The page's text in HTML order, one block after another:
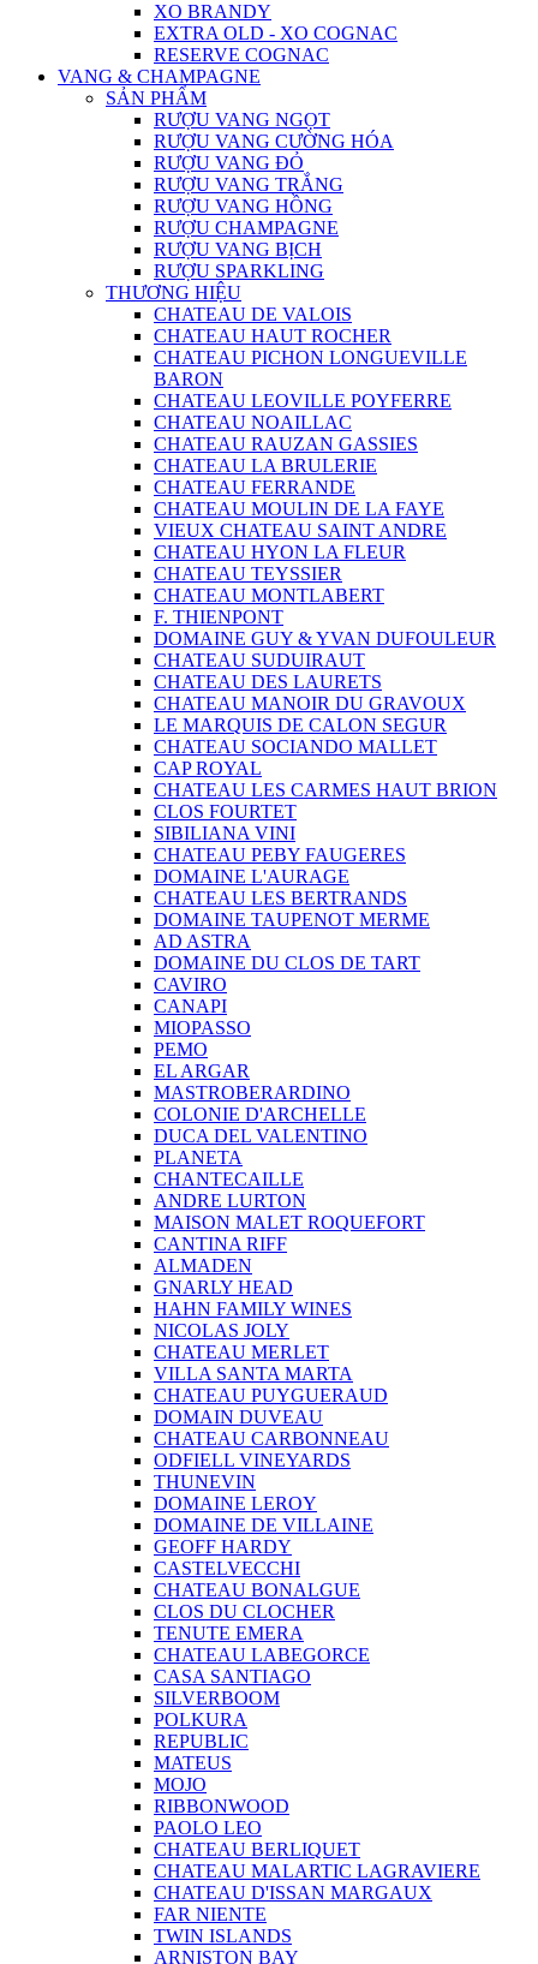
XO BRANDY
EXTRA OLD - XO COGNAC
RESERVE COGNAC
VANG & CHAMPAGNE
SẢN PHẨM
RƯỢU VANG NGỌT
RƯỢU VANG CƯỜNG HÓA
RƯỢU VANG ĐỎ
RƯỢU VANG TRẮNG
RƯỢU VANG HỒNG
RƯỢU CHAMPAGNE
RƯỢU VANG BỊCH
RƯỢU SPARKLING
THƯƠNG HIỆU
CHATEAU DE VALOIS
CHATEAU HAUT ROCHER
CHATEAU PICHON LONGUEVILLE
BARON
CHATEAU LEOVILLE POYFERRE
CHATEAU NOAILLAC
CHATEAU RAUZAN GASSIES
CHATEAU LA BRULERIE
CHATEAU FERRANDE
CHATEAU MOULIN DE LA FAYE
VIEUX CHATEAU SAINT ANDRE
CHATEAU HYON LA FLEUR
CHATEAU TEYSSIER
CHATEAU MONTLABERT
F. THIENPONT
DOMAINE GUY & YVAN DUFOULEUR
CHATEAU SUDUIRAUT
CHATEAU DES LAURETS
CHATEAU MANOIR DU GRAVOUX
LE MARQUIS DE CALON SEGUR
CHATEAU SOCIANDO MALLET
CAP ROYAL
CHATEAU LES CARMES HAUT BRION
CLOS FOURTET
SIBILIANA VINI
CHATEAU PEBY FAUGERES
DOMAINE L'AURAGE
CHATEAU LES BERTRANDS
DOMAINE TAUPENOT MERME
AD ASTRA
DOMAINE DU CLOS DE TART
CAVIRO
CANAPI
MIOPASSO
PEMO
EL ARGAR
MASTROBERARDINO
COLONIE D'ARCHELLE
DUCA DEL VALENTINO
PLANETA
CHANTECAILLE
ANDRE LURTON
MAISON MALET ROQUEFORT
CANTINA RIFF
ALMADEN
GNARLY HEAD
HAHN FAMILY WINES
NICOLAS JOLY
CHATEAU MERLET
VILLA SANTA MARTA
CHATEAU PUYGUERAUD
DOMAIN DUVEAU
CHATEAU CARBONNEAU
ODFIELL VINEYARDS
THUNEVIN
DOMAINE LEROY
DOMAINE DE VILLAINE
GEOFF HARDY
CASTELVECCHI
CHATEAU BONALGUE
CLOS DU CLOCHER
TENUTE EMERA
CHATEAU LABEGORCE
CASA SANTIAGO
SILVERBOOM
POLKURA
REPUBLIC
MATEUS
MOJO
RIBBONWOOD
PAOLO LEO
CHATEAU BERLIQUET
CHATEAU MALARTIC LAGRAVIERE
CHATEAU D'ISSAN MARGAUX
FAR NIENTE
TWIN ISLANDS
ARNISTON BAY